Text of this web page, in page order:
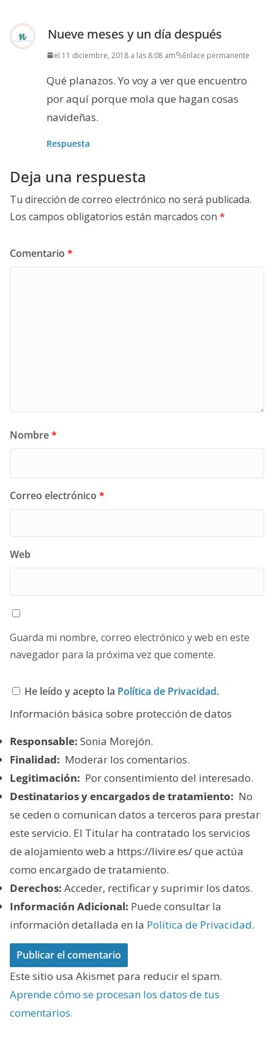
Nueve meses y un día después
el 11 diciembre, 2018 a las 8:08 am Enlace permanente
Qué planazos. Yo voy a ver que encuentro
por aquí porque mola que hagan cosas
navideñas.
Respuesta
Deja una respuesta
Tu dirección de correo electrónico no será publicada.
Los campos obligatorios están marcados con *
Comentario *
Nombre*
Correo electrónico *
Web
Guarda mi nombre, correo electrónico y web en este
navegador para la próxima vez que comente.
He leído y acepto la Política de Privacidad.
Información básica sobre protección de datos
Responsable: Sonia Morejón.
Finalidad: Moderar los comentarios.
Legitimación: Por consentimiento del interesado.
Destinatarios y encargados de tratamiento: No
se ceden o comunican datos a terceros para prestar
este servicio. El Titular ha contratado los servicios
de alojamiento web a https://livire.es/ que actúa
como encargado de tratamiento.
Derechos: Acceder, rectificar y suprimir los datos.
Información Adicional: Puede consultar la
información detallada en la Política de Privacidad.
Este sitio usa Akismet para reducir el spam.
Aprende cómo se procesan los datos de tus
comentarios.